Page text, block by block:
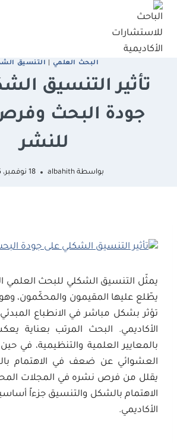
التجاوز
البحث العلمي التنسيق
تأثير التنسيق
جودة البحث
للنشر
بواسطة albahith 18 نوفمبر، 2025
يمثّل التنسيق الشكلي للبحث العلمي
يطّلع عليها المقيمون والمحكّمون، وهو
تؤثر بشكل مباشر في الانطباع
الأكاديمي. البحث المرتب بعناية
بالمعايير العلمية والتنظيمية، في
العشوائي عن ضعف في الاهتمام
يقلل من فرص نشره في المجلات
الاهتمام بالشكل والتنسيق جزءاً
الأكاديمي.